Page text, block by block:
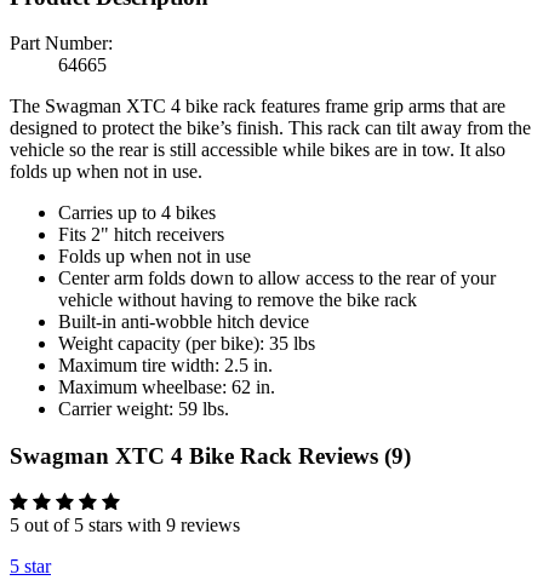
Part Number:
64665
The Swagman XTC 4 bike rack features frame grip arms that are
designed to protect the bike’s finish. This rack can tilt away from the
vehicle so the rear is still accessible while bikes are in tow. It also
folds up when not in use.
Carries up to 4 bikes
Fits 2" hitch receivers
Folds up when not in use
Center arm folds down to allow access to the rear of your
vehicle without having to remove the bike rack
Built-in anti-wobble hitch device
Weight capacity (per bike): 35 lbs
Maximum tire width: 2.5 in.
Maximum wheelbase: 62 in.
Carrier weight: 59 lbs.
Swagman XTC 4 Bike Rack Reviews (9)
5 out of 5 stars with 9 reviews
5 star